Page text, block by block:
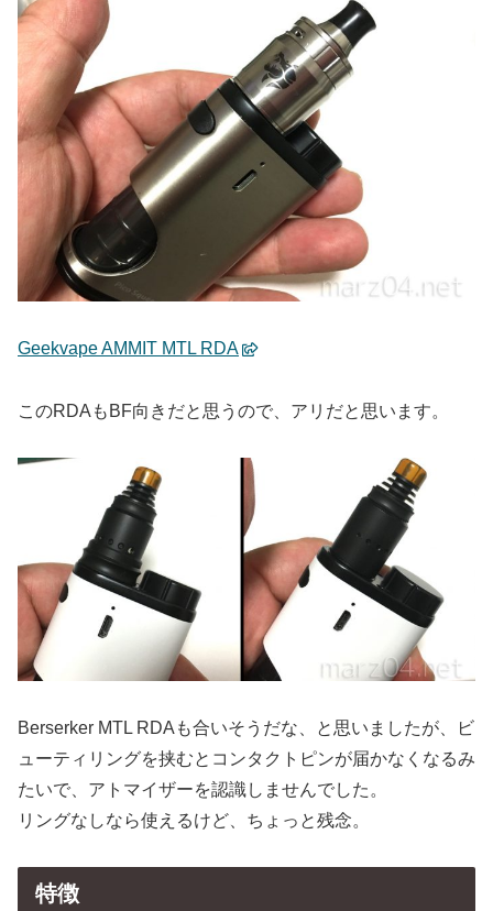
Geekvape AMMIT MTL RDA
このRDAもBF向きだと思うので、アリだと思います。
Berserker MTL RDAも合いそうだな、と思いましたが、ビ
ューティリングを挟むとコンタクトピンが届かなくなるみ
たいで、アトマイザーを認識しませんでした。
リングなしなら使えるけど、ちょっと残念。
特徴